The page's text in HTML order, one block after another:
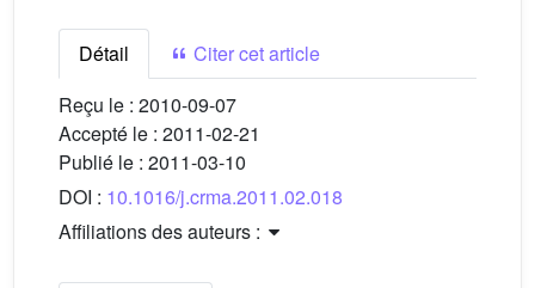
Détail
Citer cet article
Reçu le : 2010-09-07
Accepté le : 2011-02-21
Publié le : 2011-03-10
DOI : 10.1016/j.crma.2011.02.018
Affiliations des auteurs :